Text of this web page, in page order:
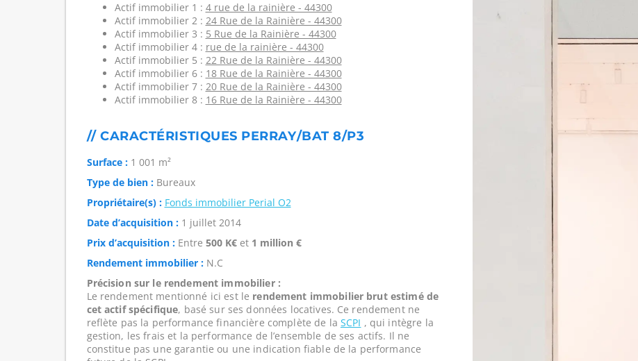
Actif immobilier 1 : 4 rue de la rainière - 44300
Actif immobilier 2 : 24 Rue de la Rainière - 44300
Actif immobilier 3 : 5 Rue de la Rainière - 44300
Actif immobilier 4 : rue de la rainière - 44300
Actif immobilier 5 : 22 Rue de la Rainière - 44300
Actif immobilier 6 : 18 Rue de la Rainière - 44300
Actif immobilier 7 : 20 Rue de la Rainière - 44300
Actif immobilier 8 : 16 Rue de la Rainière - 44300
// CARACTÉRISTIQUES PERRAY/BAT 8/P3
Surface :1 001 m²
Type de bien :Bureaux
Propriétaire(s) : Fonds immobilier Perial O2
Date d’acquisition :1 juillet 2014
Prix d’acquisition :Entre 500 K€et 1 million €
Rendement immobilier :N.C
Précision sur le rendement immobilier :
Le rendement mentionné ici est le rendement immobilier brut estimé de
cet actif spécifique, basé sur ses données locatives. Ce rendement ne
reflète pas la performance financière complète de la SCPI , qui intègre la
gestion, les frais et la performance de l’ensemble de ses actifs. Il ne
constitue pas une garantie ou une indication fiable de la performance